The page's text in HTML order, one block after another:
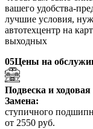
вашего удобства-
лучшие условия,
автотехцентр на
выходных
05Цены на
Подвеска и ходовая
Замена:
ступичного
от 2550 руб.